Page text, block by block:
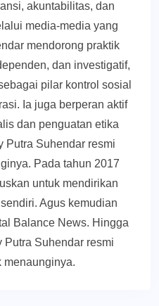
akuntabilitas, dan
media-media yang
mendorong praktik
dan investigatif,
pilar kontrol sosial
Ia juga berperan aktif
dan penguatan etika
Putra Suhendar resmi
Pada tahun 2017
untuk mendirikan
Agus kemudian
Balance News. Hingga
Putra Suhendar resmi
menaunginya.